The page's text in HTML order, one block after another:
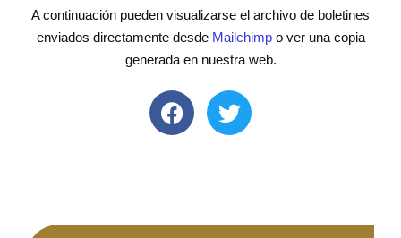
A continuación pueden visualizarse el archivo de boletines
enviados directamente desde Mailchimpo ver una copia
generada en nuestra web.